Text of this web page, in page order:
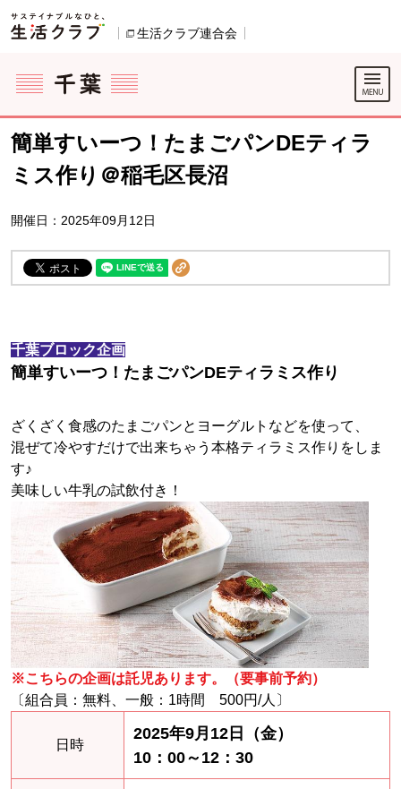
ページの先頭です。
生活クラブ連合会
ここからサイト内共通メニューです。
サイト内共通メニューをスキップする
サイト内共通メニューここまで。
簡単すいーつ！たまごパンDEティラ
ミス作り＠稲毛区長沼
開催日：2025年09月12日
千葉ブロック企画
簡単すいーつ！たまごパンDEティラミス作り
ざくざく食感のたまごパンとヨーグルトなどを使って、
混ぜて冷やすだけで出来ちゃう本格ティラミス作りをしま
す♪
美味しい牛乳の試飲付き！
※こちらの企画は託児あります。（要事前予約）
〔組合員：無料、一般：1時間 500円/人〕
日時
2025年9月12日（金）
10：00～12：30